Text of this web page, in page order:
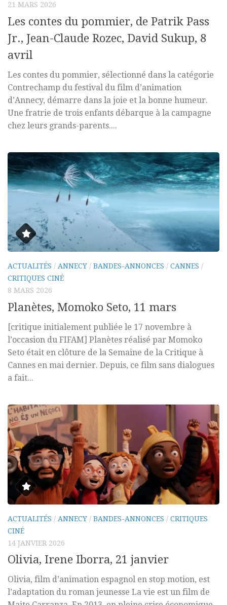
21 MARS 2026
Les contes du pommier, de Patrik Pass
Jr., Jean-Claude Rozec, David Sukup, 8
avril
Les contes du pommier, sélectionné dans la catégorie
Contrechamp du festival du film d’animation
d’Annecy, démarre dans la joie et la bonne humeur.
Une fratrie de trois enfants débarque à la campagne
chez leurs grands-parents....
ACTUALITÉS / ANNECY / BANDES-ANNONCES / CANNES /
CRITIQUES CINÉ
8 MARS 2026
Planètes, Momoko Seto, 11 mars
[critique initialement publiée le 17 novembre à
l’occasion du FIFAM] Planètes réalisé par Momoko
Seto était en clôture de la Semaine de la Critique à
Cannes en mai dernier. Depuis, ce film sans dialogues
a fait...
ACTUALITÉS / ANNECY / BANDES-ANNONCES / CRITIQUES
CINÉ
14 JANVIER 2026
Olivia, Irene Iborra, 21 janvier
Olivia, film d’animation espagnol en stop motion, est
l’adaptation du roman jeunesse La vie est un film de